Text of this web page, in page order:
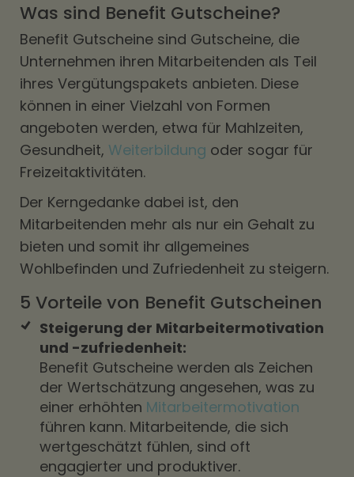
Was sind Benefit Gutscheine?
Benefit Gutscheine sind Gutscheine, die
Unternehmen ihren Mitarbeitenden als Teil
ihres Vergütungspakets anbieten. Diese
können in einer Vielzahl von Formen
angeboten werden, etwa für Mahlzeiten,
Gesundheit, Weiterbildung oder sogar für
Freizeitaktivitäten.
Der Kerngedanke dabei ist, den
Mitarbeitenden mehr als nur ein Gehalt zu
bieten und somit ihr allgemeines
Wohlbefinden und Zufriedenheit zu steigern.
5 Vorteile von Benefit Gutscheinen
Steigerung der Mitarbeitermotivation
und -zufriedenheit:
Benefit Gutscheine werden als Zeichen
der Wertschätzung angesehen, was zu
einer erhöhten Mitarbeitermotivation
führen kann. Mitarbeitende, die sich
wertgeschätzt fühlen, sind oft
engagierter und produktiver.